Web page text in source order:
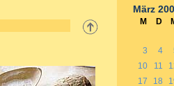
März
M D
3
4
10
11
17
18